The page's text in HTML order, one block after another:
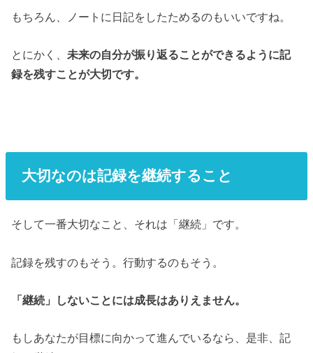
もちろん、ノートに日記をしたためるのもいいですね。
とにかく、未来の自分が振り返ることができるように記
録を残すことが大切です。
大切なのは記録を継続すること
そして一番大切なこと、それは「継続」です。
記録を残すのもそう。行動するのもそう。
「継続」しないことには成長はありえません。
もしあなたが目標に向かって進んでいるなら、是非、記